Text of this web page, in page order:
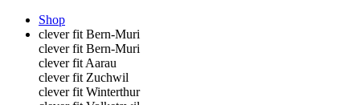
Shop
clever fit Bern-Muri
clever fit Bern-Muri
clever fit Aarau
clever fit Zuchwil
clever fit Winterthur